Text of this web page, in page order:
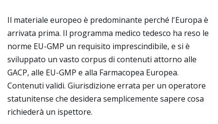
Il materiale europeo è predominante perché l'Europa è
arrivata prima. Il programma medico tedesco ha reso le
norme EU-GMP un requisito imprescindibile, e si è
sviluppato un vasto corpus di contenuti attorno alle
GACP, alle EU-GMP e alla Farmacopea Europea.
Contenuti validi. Giurisdizione errata per un operatore
statunitense che desidera semplicemente sapere cosa
richiederà un ispettore.